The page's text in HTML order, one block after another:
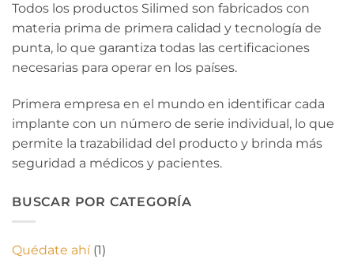
Todos los productos Silimed son fabricados con
materia prima de primera calidad y tecnología de
punta, lo que garantiza todas las certificaciones
necesarias para operar en los países.
Primera empresa en el mundo en identificar cada
implante con un número de serie individual, lo que
permite la trazabilidad del producto y brinda más
seguridad a médicos y pacientes.
BUSCAR POR CATEGORÍA
Quédate ahí(1)